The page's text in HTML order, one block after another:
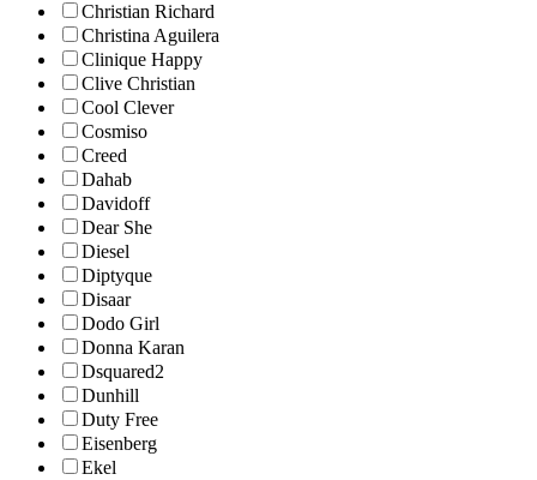
Christian Richard
Christina Aguilera
Clinique Happy
Clive Christian
Cool Clever
Cosmiso
Creed
Dahab
Davidoff
Dear She
Diesel
Diptyque
Disaar
Dodo Girl
Donna Karan
Dsquared2
Dunhill
Duty Free
Eisenberg
Ekel